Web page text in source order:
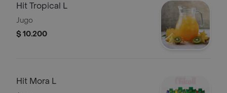
Hit Tropical L
Jugo
$ 10.200
Hit Mora L